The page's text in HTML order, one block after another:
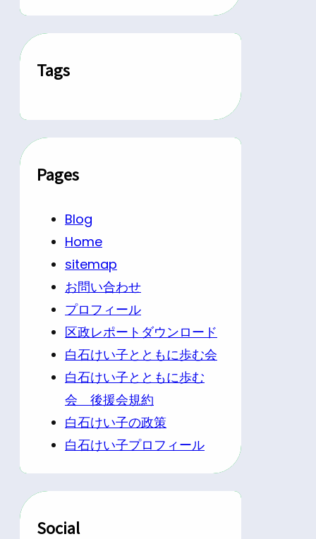
Tags
Pages
Blog
Home
sitemap
お問い合わせ
プロフィール
区政レポートダウンロード
白石けい子とともに歩む会
白石けい子とともに歩む
会 後援会規約
白石けい子の政策
白石けい子プロフィール
Social